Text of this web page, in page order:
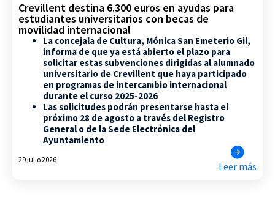
Crevillent destina 6.300 euros en ayudas para
estudiantes universitarios con becas de
movilidad internacional
La concejala de Cultura, Mónica San Emeterio Gil,
informa de que ya está abierto el plazo para
solicitar estas subvenciones dirigidas al alumnado
universitario de Crevillent que haya participado
en programas de intercambio internacional
durante el curso 2025-2026
Las solicitudes podrán presentarse hasta el
próximo 28 de agosto a través del Registro
General o de la Sede Electrónica del
Ayuntamiento
29 julio 2026
Leer más